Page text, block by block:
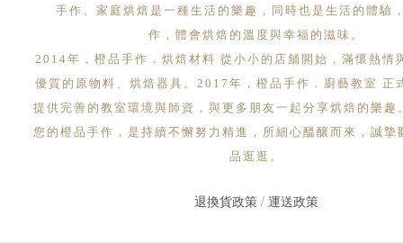
手作、家庭烘焙是一種生活的樂趣，同時也是生活的體驗
作，體會烘焙的溫度與幸福的滋味。
2014年，橙品手作．烘焙材料 從小小的店舖開始，滿懷熱情
優質的原物料、烘焙器具。2017年，橙品手作．廚藝教室 正
提供完善的教室環境與師資，與更多朋友一起分享烘焙的樂趣
您的橙品手作，是持續不懈努力精進，所細心醞釀而來，誠摯
品逛逛。
退換貨政策/ 運送政策